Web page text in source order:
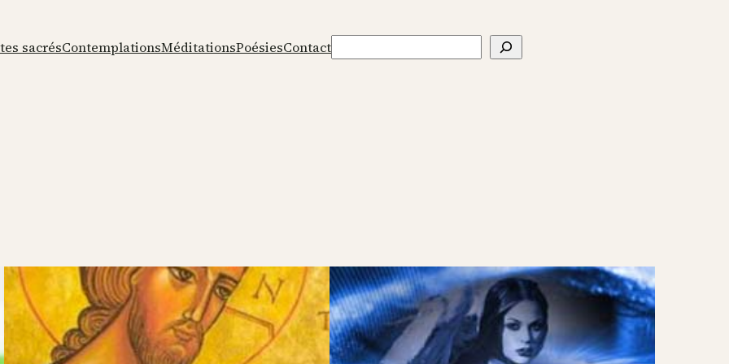
sacrésContemplationsMéditationsPoésiesContactRechercher